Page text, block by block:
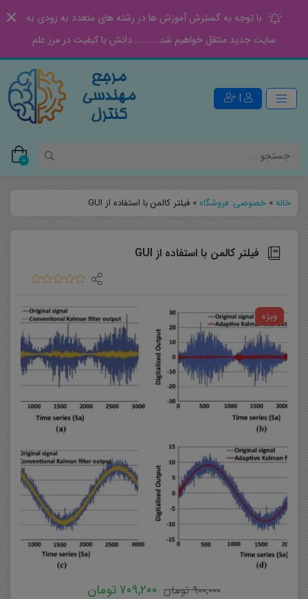
با توجه به گسترش آموزش ها در رشته های متعدد به زودی به
سایت جدید منتقل خواهیم شد..........دانش با کیفیت در مرز علم
|
0
خانه» خصوصی: فروشگاه» فیلتر کالمن با استفاده از GUI
فیلتر کالمن با استفاده از GUI
ویژه
۹۰۰,۰۰۰ تومان ۷۰۹,۲۰۰تومان